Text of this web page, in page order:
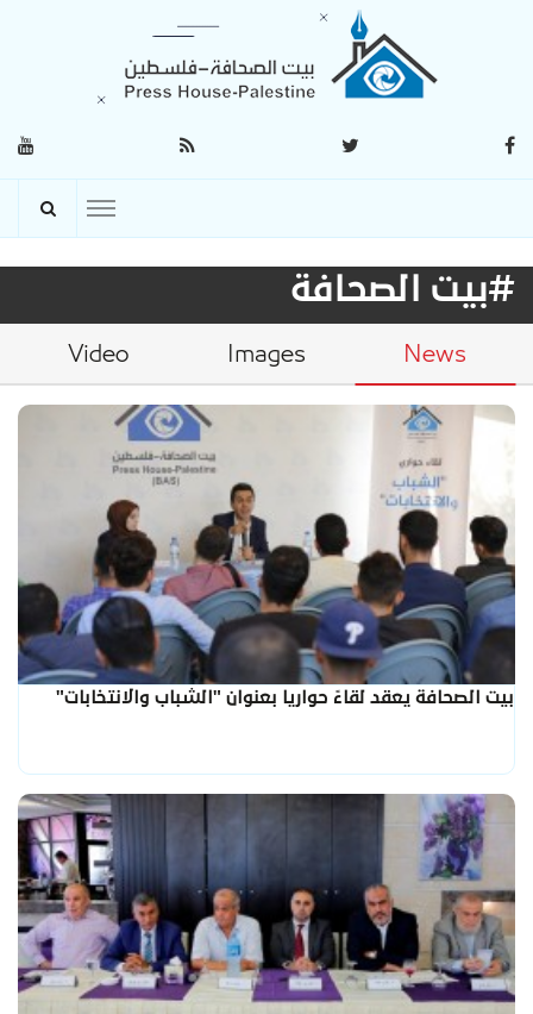
#بيت الصحافة
News
Images
Video
بيت الصحافة يعقد لقاءً حواريا بعنوان "الشباب والانتخابات"